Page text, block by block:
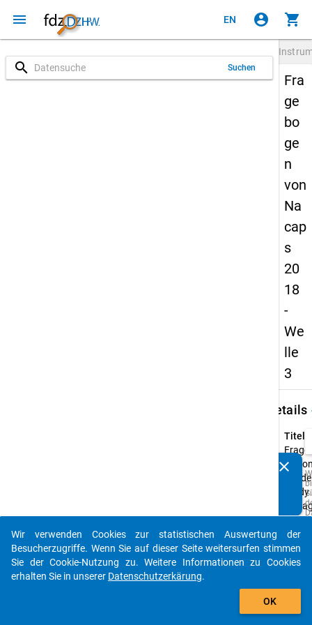
menu EN account_circle shopping_cart
search Suchen
Fra
ge
bo
ge
n
von
Na
cap
s
20
18
-
We
lle
3
Details
Titel:
CAWI
clear
auto_stories
add_shopping_cart
Wir verwenden Cookies zur statistischen Auswertung der
Besucherzugriffe. Wenn Sie auf dieser Seite weitersurfen stimmen
Sie der Cookie-Nutzung zu. Weitere Informationen zu Cookies
erhalten Sie in unserer Datenschutzerkärung.
OK